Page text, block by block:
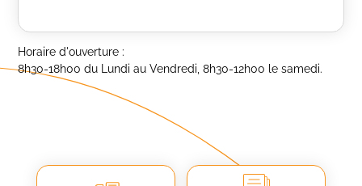
Horaire d'ouverture :
8h30-18h00 du Lundi au Vendredi, 8h30-12h00 le samedi.